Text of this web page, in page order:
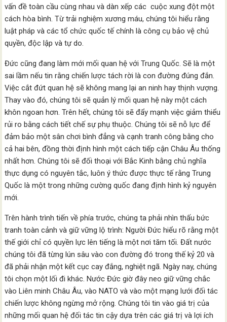
vấn đề toàn cầu cùng nhau và dàn xếp các cuộc xung đột một
cách hòa bình. Từ trải nghiệm xương máu, chúng tôi hiểu rằng
luật pháp và các tổ chức quốc tế chính là công cụ bảo vệ chủ
quyền, độc lập và tự do.
Đức cũng đang làm mới mối quan hệ với Trung Quốc. Sẽ là một
sai lầm nếu tin rằng chiến lược tách rời là con đường đúng đắn.
Việc cắt đứt quan hệ sẽ không mang lại an ninh hay thịnh vượng.
Thay vào đó, chúng tôi sẽ quản lý mối quan hệ này một cách
khôn ngoan hơn. Trên hết, chúng tôi sẽ đẩy mạnh việc giảm thiểu
rủi ro bằng cách tiết chế sự phụ thuộc. Chúng tôi sẽ nỗ lực để
đảm bảo một sân chơi bình đẳng và cạnh tranh công bằng cho
cả hai bên, đồng thời định hình một cách tiếp cận Châu Âu thống
nhất hơn. Chúng tôi sẽ đối thoại với Bắc Kinh bằng chủ nghĩa
thực dụng có nguyên tắc, luôn ý thức được thực tế rằng Trung
Quốc là một trong những cường quốc đang định hình kỷ nguyên
mới.
Trên hành trình tiến về phía trước, chúng ta phải nhìn thấu bức
tranh toàn cảnh và giữ vững lộ trình: Người Đức hiểu rõ rằng một
thế giới chỉ có quyền lực lên tiếng là một nơi tăm tối. Đất nước
chúng tôi đã từng lún sâu vào con đường đó trong thế kỷ 20 và
đã phải nhận một kết cục cay đắng, nghiệt ngã. Ngày nay, chúng
tôi chọn một lối đi khác. Nước Đức giờ đây neo giữ vững chắc
vào Liên minh Châu Âu, vào NATO và vào một mạng lưới đối tác
chiến lược không ngừng mở rộng. Chúng tôi tin vào giá trị của
những mối quan hệ đối tác tin cậy dựa trên các giá trị và lợi ích